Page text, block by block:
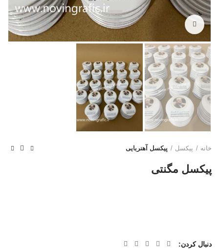
بزرگنمایی تصویر
خانه پیکسل پیکسل آهنربایی
پیکسل مگنتی
دنبال کردن